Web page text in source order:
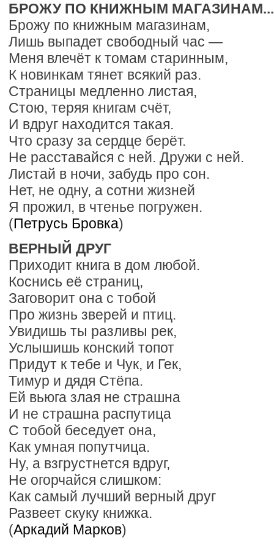
БРОЖУ ПО КНИЖНЫМ МАГАЗИНАМ...
Брожу по книжным магазинам,
Лишь выпадет свободный час —
Меня влечёт к томам старинным,
К новинкам тянет всякий раз.
Страницы медленно листая,
Стою, теряя книгам счёт,
И вдруг находится такая.
Что сразу за сердце берёт.
Не расставайся с ней. Дружи с ней.
Листай в ночи, забудь про сон.
Нет, не одну, а сотни жизней
Я прожил, в чтенье погружен.
(Петрусь Бровка)
ВЕРНЫЙ ДРУГ
Приходит книга в дом любой.
Коснись её страниц,
Заговорит она с тобой
Про жизнь зверей и птиц.
Увидишь ты разливы рек,
Услышишь конский топот
Придут к тебе и Чук, и Гек,
Тимур и дядя Стёпа.
Ей вьюга злая не страшна
И не страшна распутица
С тобой беседует она,
Как умная попутчица.
Ну, а взгрустнется вдруг,
Не огорчайся слишком:
Как самый лучший верный друг
Развеет скуку книжка.
(Аркадий Марков)